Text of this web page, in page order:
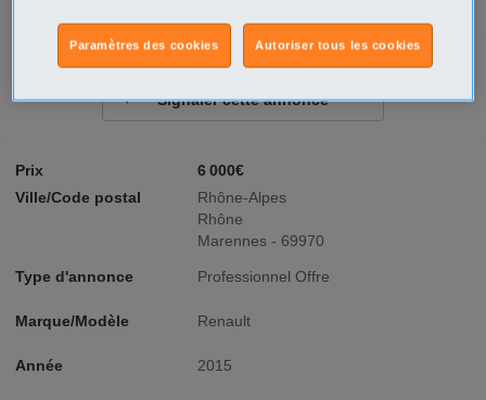
Prix
6 000€
Ville/Code postal
Rhône-Alpes
Rhône
Marennes - 69970
Type d'annonce Professionnel Offre
Marque/Modèle Renault
Année 2015
Signaler cette annonce
Autoriser tous les cookies
Paramètres des cookies